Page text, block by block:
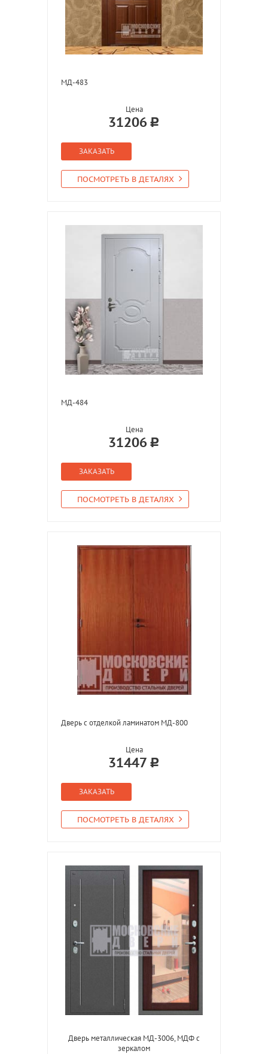
МД-483
Цена
31206
ЗАКАЗАТЬ
ПОСМОТРЕТЬ В ДЕТАЛЯХ
МД-484
Цена
31206
ЗАКАЗАТЬ
ПОСМОТРЕТЬ В ДЕТАЛЯХ
Дверь с отделкой ламинатом МД-800
Цена
31447
ЗАКАЗАТЬ
ПОСМОТРЕТЬ В ДЕТАЛЯХ
Дверь металлическая МД-3006, МДФ с
зеркалом